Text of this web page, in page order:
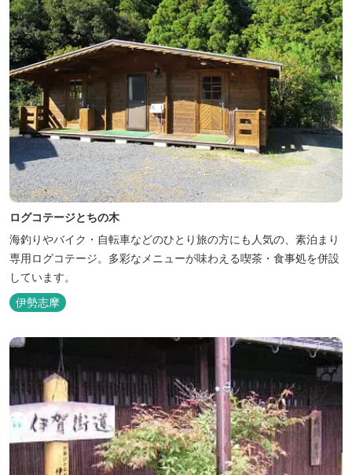
ログコテージとちの木
海釣りやバイク・自転車などのひとり旅の方にも人気の、素泊まり
専用ログコテージ。多彩なメニューが味わえる喫茶・食事処を併設
しています。
伊勢志摩